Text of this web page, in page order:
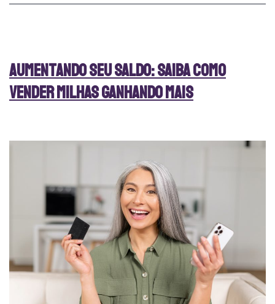
Aumentando seu saldo: saiba como
vender milhas ganhando mais